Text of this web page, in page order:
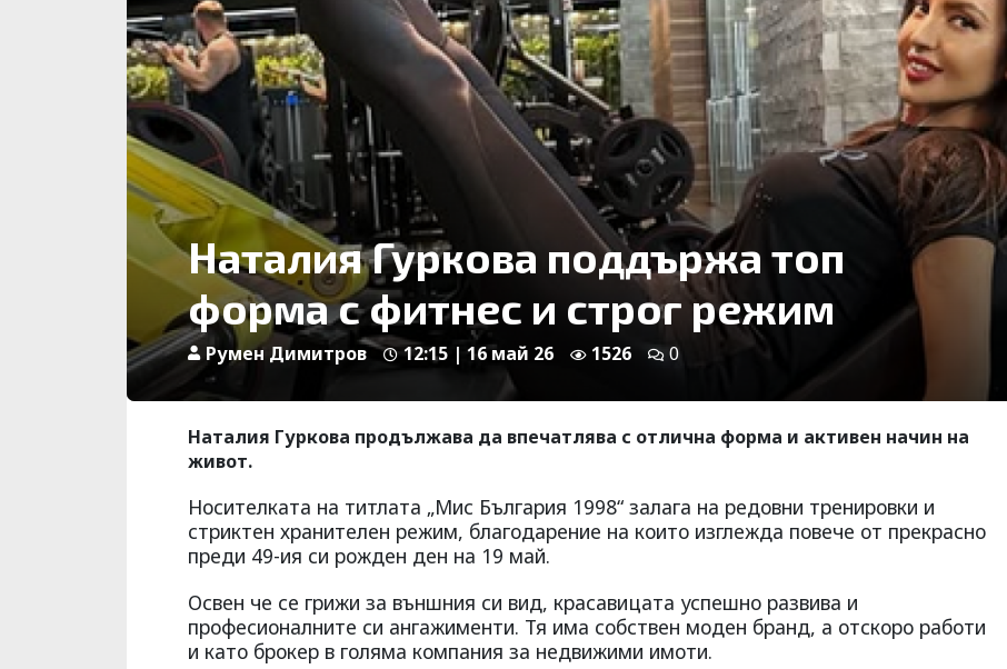
Наталия Гуркова поддържа топ
форма с фитнес и строг режим
Румен Димитров 12:15 | 16 май 26 1526 0
Наталия Гуркова продължава да впечатлява с отлична форма и активен начин на
живот.
Носителката на титлата „Мис България 1998“ залага на редовни тренировки и
стриктен хранителен режим, благодарение на които изглежда повече от прекрасно
преди 49-ия си рожден ден на 19 май.
Освен че се грижи за външния си вид, красавицата успешно развива и
професионалните си ангажименти. Тя има собствен моден бранд, а отскоро работи
и като брокер в голяма компания за недвижими имоти.